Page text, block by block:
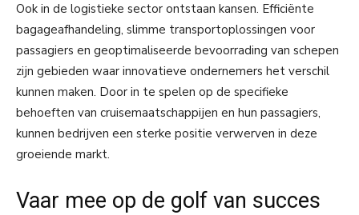
Ook in de logistieke sector ontstaan kansen. Efficiënte
bagageafhandeling, slimme transportoplossingen voor
passagiers en geoptimaliseerde bevoorrading van schepen
zijn gebieden waar innovatieve ondernemers het verschil
kunnen maken. Door in te spelen op de specifieke
behoeften van cruisemaatschappijen en hun passagiers,
kunnen bedrijven een sterke positie verwerven in deze
groeiende markt.
Vaar mee op de golf van succes